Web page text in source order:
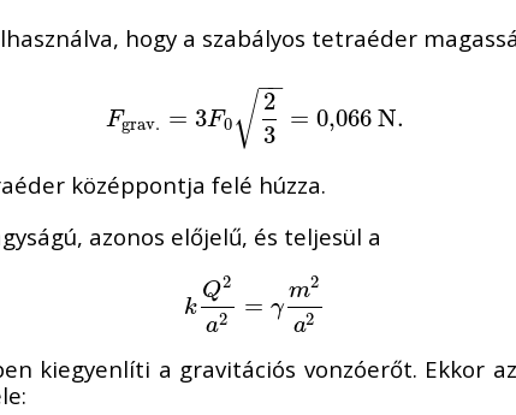
hogy a szabályos tetraéder
Fgrav. = 3F0
2
3
−−
√ = 0,066 N.
Fgrav. =3 F023 = 0,066 N.
középpontja felé húzza.
azonos előjelű, és teljesül a
k
Q2
a2 = γ
m2
a2
kQ2a 2= γm2a
kiegyenlíti a gravitációs vonzóerőt. Ekkor